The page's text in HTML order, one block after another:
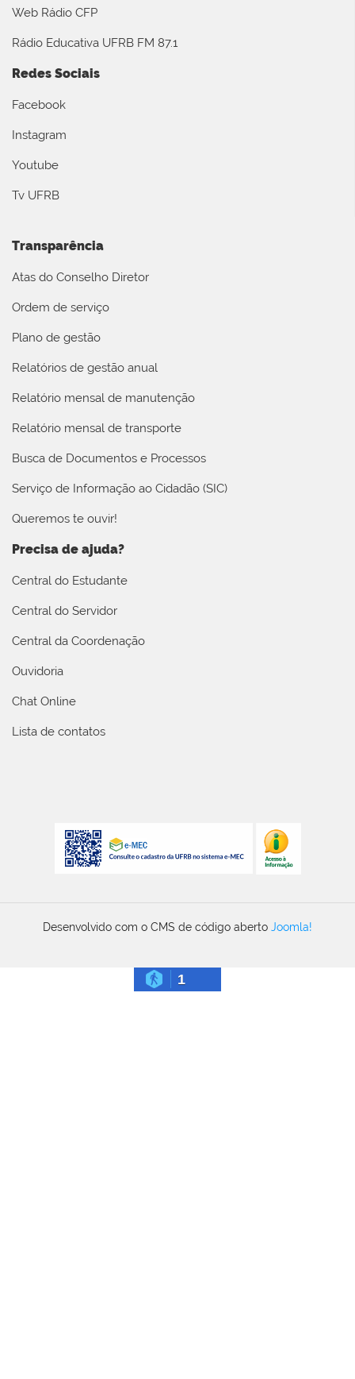
Web Rádio CFP
Rádio Educativa UFRB FM 87.1
Redes Sociais
Facebook
Instagram
Youtube
Tv UFRB
Transparência
Atas do Conselho Diretor
Ordem de serviço
Plano de gestão
Relatórios de gestão anual
Relatório mensal de manutenção
Relatório mensal de transporte
Busca de Documentos e Processos
Serviço de Informação ao Cidadão (SIC)
Queremos te ouvir!
Precisa de ajuda?
Central do Estudante
Central do Servidor
Central da Coordenação
Ouvidoria
Chat Online
Lista de contatos
Desenvolvido com o CMS de código aberto Joomla!
1